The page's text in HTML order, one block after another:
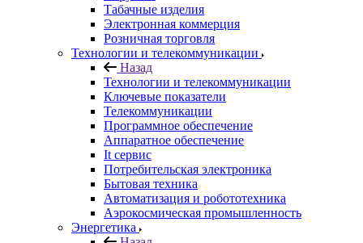
Табачные изделия
Электронная коммерция
Розничная торговля
Технологии и телекоммуникации
Назад
Технологии и телекоммуникации
Ключевые показатели
Телекоммуникации
Программное обеспечение
Аппаратное обеспечение
It сервис
Потребительская электроника
Бытовая техника
Автоматизация и робототехника
Аэрокосмическая промышленность
Энергетика